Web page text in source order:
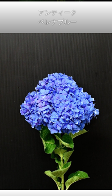
アンティーク
ベレナブルー